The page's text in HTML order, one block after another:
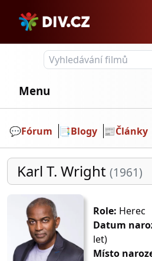
Menu
💬️Fórum 📑Blogy 📰Články
Karl T. Wright (1961)
Role: Herec
Datum
let)
Místo